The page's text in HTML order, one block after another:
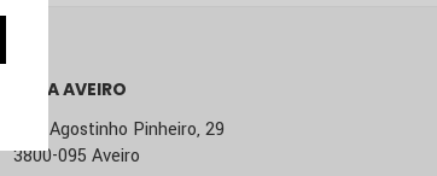
LOJA AVEIRO
Rua Agostinho Pinheiro, 29
3800-095 Aveiro